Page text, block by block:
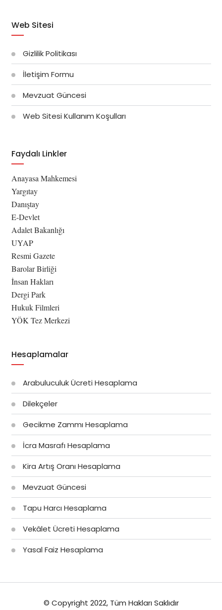
Web Sitesi
Gizlilik Politikası
İletişim Formu
Mevzuat Güncesi
Web Sitesi Kullanım Koşulları
Faydalı Linkler
Anayasa Mahkemesi
Yargıtay
Danıştay
E-Devlet
Adalet Bakanlığı
UYAP
Resmi Gazete
Barolar Birliği
İnsan Hakları
Dergi Park
Hukuk Filmleri
YÖK Tez Merkezi
Hesaplamalar
Arabuluculuk Ücreti Hesaplama
Dilekçeler
Gecikme Zammı Hesaplama
İcra Masrafı Hesaplama
Kira Artış Oranı Hesaplama
Mevzuat Güncesi
Tapu Harcı Hesaplama
Vekâlet Ücreti Hesaplama
Yasal Faiz Hesaplama
© Copyright 2022, Tüm Hakları Saklıdır